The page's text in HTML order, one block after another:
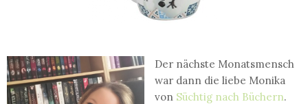
Der nächste Monatsmensch
war dann die liebe Monika
von Süchtig nach Büchern.